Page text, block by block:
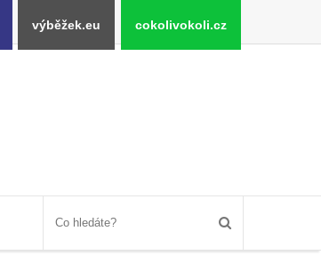
výběžek.eu cokolivokoli.cz